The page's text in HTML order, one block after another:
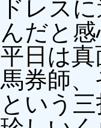
ドレス
んだと
平日は
馬券師
という